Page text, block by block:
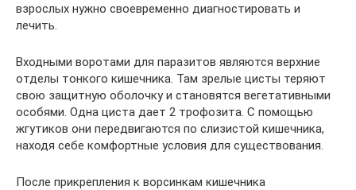
взрослых нужно своевременно диагностировать и
лечить.
Входными воротами для паразитов являются верхние
отделы тонкого кишечника. Там зрелые цисты теряют
свою защитную оболочку и становятся вегетативными
особями. Одна циста дает 2 трофозита. С помощью
жгутиков они передвигаются по слизистой кишечника,
находя себе комфортные условия для существования.
После прикрепления к ворсинкам кишечника